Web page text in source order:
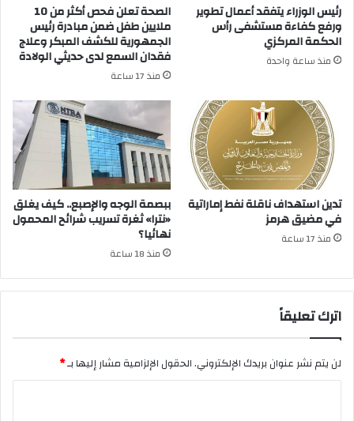
رئيس الوزراء يتفقد أعمال تطوير
ورفع كفاءة مستشفى رأس
الحكمة المركزي
منذ ساعة واحدة
الصحة تعلن فحص أكثر من 10
ملايين طفل ضمن مبادرة رئيس
الجمهورية للكشف المبكر وعلاج
فقدان السمع لدى حديثي الولادة
منذ 17 ساعة
تدين استهداف ناقلة نفط إماراتية
في مضيق هرمز
منذ 17 ساعة
ببصمة الوجه والإصبع.. كيف يغلق
«نترا» ثغرة تسريب شرائح المحمول
نهائيا؟
منذ 18 ساعة
اترك تعليقاً
لن يتم نشر عنوان بريدك الإلكتروني.الحقول الإلزامية مشار إليها بـ*